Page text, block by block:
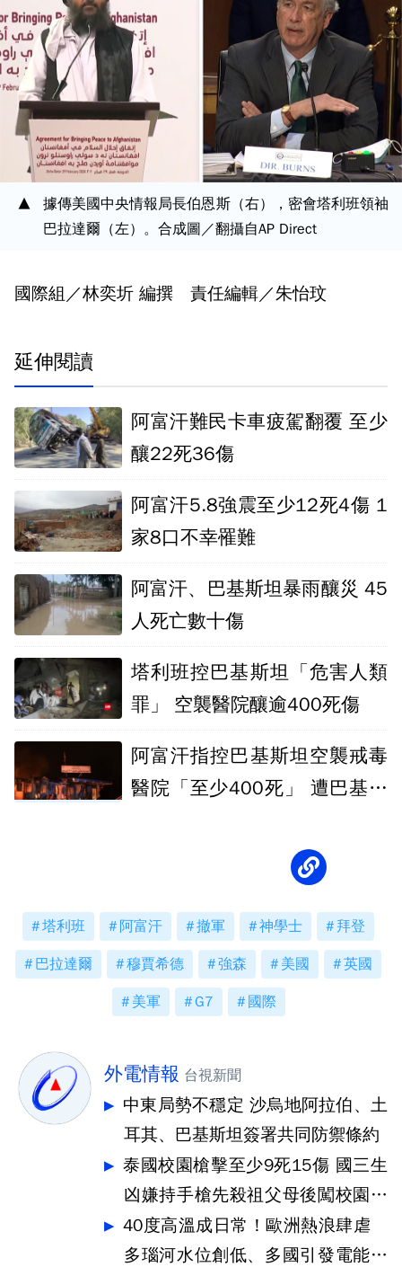
據傳美國中央情報局長伯恩斯（右），密會塔利班領袖
巴拉達爾（左）。合成圖／翻攝自AP Direct
國際組／林奕圻 編撰 責任編輯／朱怡玟
延伸閱讀
阿富汗難民卡車疲駕翻覆 至少
釀22死36傷
阿富汗5.8強震至少12死4傷 1
家8口不幸罹難
阿富汗、巴基斯坦暴雨釀災 45
人死亡數十傷
塔利班控巴基斯坦「危害人類
罪」 空襲醫院釀逾400死傷
阿富汗指控巴基斯坦空襲戒毒
醫院「至少400死」 遭巴基斯
塔利班 阿富汗 撤軍 神學士 拜登
巴拉達爾 穆賈希德 強森 美國 英國
美軍 G7 國際
外電情報 台視新聞
中東局勢不穩定 沙烏地阿拉伯、土
耳其、巴基斯坦簽署共同防禦條約
泰國校園槍擊至少9死15傷 國三生
凶嫌持手槍先殺祖父母後闖校園犯
案
40度高溫成日常！歐洲熱浪肆虐
多瑙河水位創低、多國引發電能危